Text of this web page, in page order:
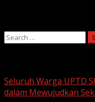
Search
Seluruh Warga UPTD
dalam Mewujudkan